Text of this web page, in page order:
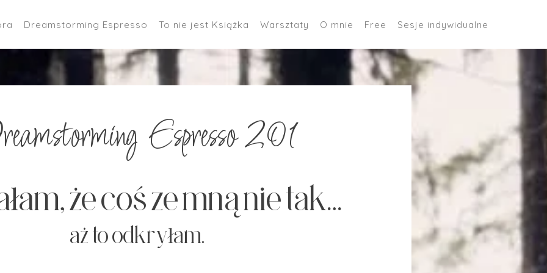
Dreamstorming Espresso To nie jest Książka Warsztaty O mnie Free Sesje indywidualne
Espresso 201
że coś ze mną nie tak…
aż to odkryłam.